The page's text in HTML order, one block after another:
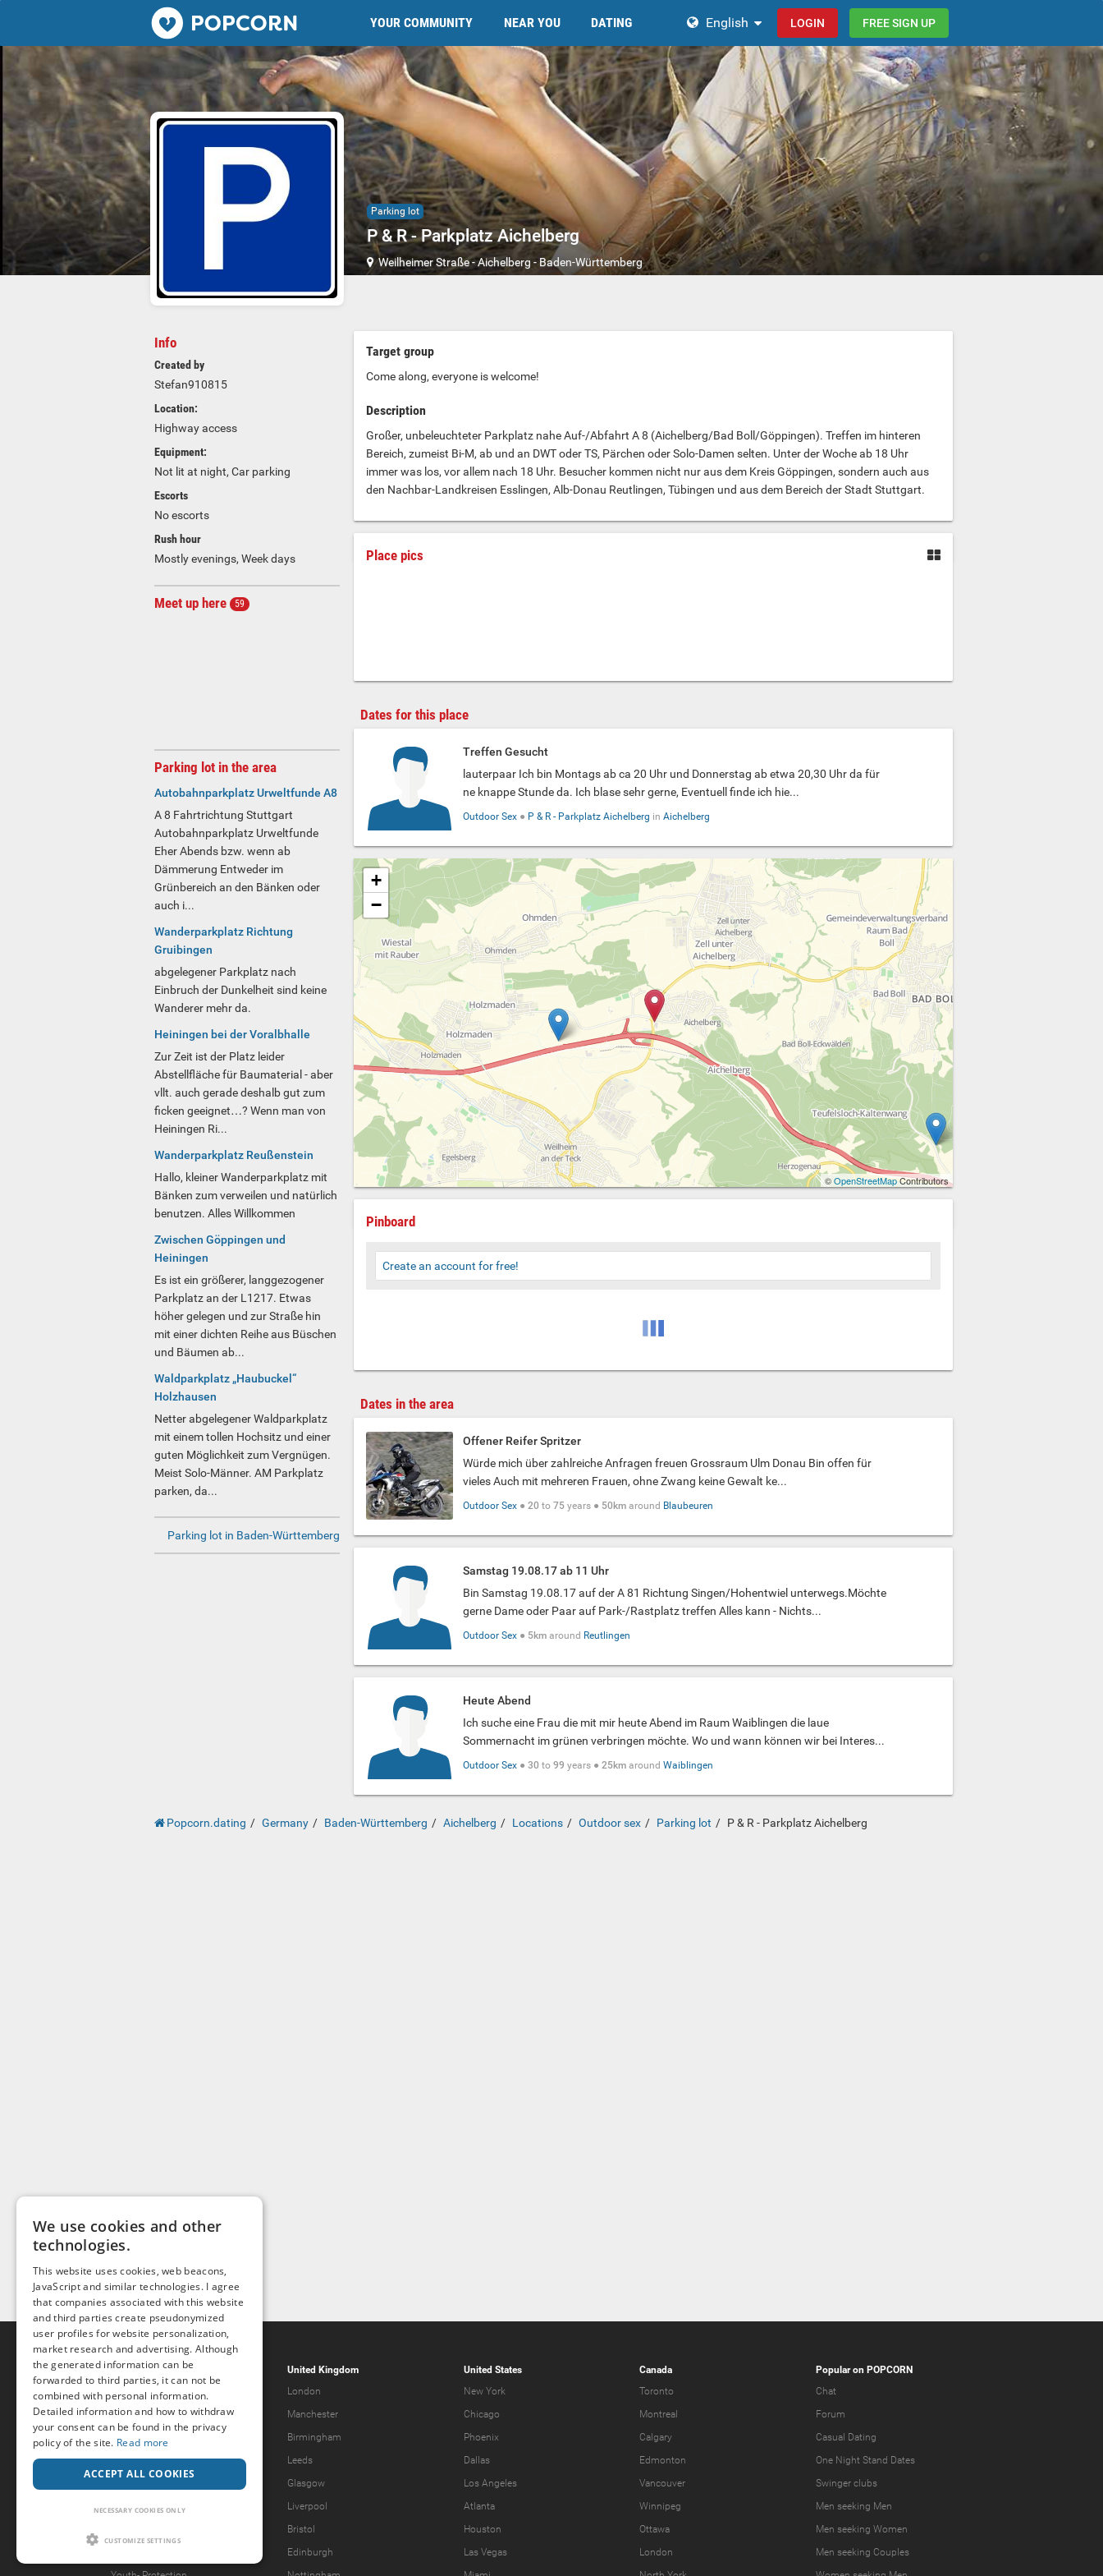
Popcorn.dating YOUR COMMUNITY NEAR YOU DATING English LOGIN FREE SIGN UP
Parking lot
P & R - Parkplatz Aichelberg
Weilheimer Straße-Aichelberg -Baden-Württemberg
Info
Created by
Stefan910815
Location:
Highway access
Equipment:
Not lit at night, Car parking
Escorts
No escorts
Rush hour
Mostly evenings, Week days
Meet up here 59
Target group
Come along, everyone is welcome!
Description
Großer, unbeleuchteter Parkplatz nahe Auf-/Abfahrt A 8 (Aichelberg/Bad Boll/Göppingen). Treffen im hinteren
Bereich, zumeist Bi-M, ab und an DWT oder TS, Pärchen oder Solo-Damen selten. Unter der Woche ab 18 Uhr
immer was los, vor allem nach 18 Uhr. Besucher kommen nicht nur aus dem Kreis Göppingen, sondern auch aus
den Nachbar-Landkreisen Esslingen, Alb-Donau Reutlingen, Tübingen und aus dem Bereich der Stadt Stuttgart.
Place pics
Dates for this place
Treffen Gesucht
lauterpaar Ich bin Montags ab ca 20 Uhr und Donnerstag ab etwa 20,30 Uhr da für
ne knappe Stunde da. Ich blase sehr gerne, Eventuell finde ich hie...
Outdoor Sex ● P & R - Parkplatz Aichelberg inAichelberg
+
−
©OpenStreetMapContributors
Pinboard
Create an account for free!
Dates in the area
Offener Reifer Spritzer
Würde mich über zahlreiche Anfragen freuen Grossraum Ulm Donau Bin offen für
vieles Auch mit mehreren Frauen, ohne Zwang keine Gewalt ke...
Outdoor Sex ●20 to75 years ● 50km around Blaubeuren
Samstag 19.08.17 ab 11 Uhr
Bin Samstag 19.08.17 auf der A 81 Richtung Singen/Hohentwiel unterwegs.Möchte
gerne Dame oder Paar auf Park-/Rastplatz treffen Alles kann - Nichts...
Outdoor Sex ● 5km around Reutlingen
Heute Abend
Ich suche eine Frau die mit mir heute Abend im Raum Waiblingen die laue
Sommernacht im grünen verbringen möchte. Wo und wann können wir bei Interes...
Outdoor Sex ●30 to99 years ●25km aroundWaiblingen
Parking lot in the area
Autobahnparkplatz Urweltfunde A8
A 8 Fahrtrichtung Stuttgart
Autobahnparkplatz Urweltfunde
Eher Abends bzw. wenn ab
Dämmerung Entweder im
Grünbereich an den Bänken oder
auch i...
Wanderparkplatz Richtung
Gruibingen
abgelegener Parkplatz nach
Einbruch der Dunkelheit sind keine
Wanderer mehr da.
Heiningen bei der Voralbhalle
Zur Zeit ist der Platz leider
Abstellfläche für Baumaterial - aber
vllt. auch gerade deshalb gut zum
ficken geeignet…? Wenn man von
Heiningen Ri...
Wanderparkplatz Reußenstein
Hallo, kleiner Wanderparkplatz mit
Bänken zum verweilen und natürlich
benutzen. Alles Willkommen
Zwischen Göppingen und
Heiningen
Es ist ein größerer, langgezogener
Parkplatz an der L1217. Etwas
höher gelegen und zur Straße hin
mit einer dichten Reihe aus Büschen
und Bäumen ab...
Waldparkplatz „Haubuckel“
Holzhausen
Netter abgelegener Waldparkplatz
mit einem tollen Hochsitz und einer
guten Möglichkeit zum Vergnügen.
Meist Solo-Männer. AM Parkplatz
parken, da...
Parking lot in Baden-Württemberg
Popcorn.dating Germany Baden-Württemberg Aichelberg Locations Outdoor sex Parking lot P & R - Parkplatz Aichelberg
Popcorn.dating
Help & Support
Guidelines
Terms & Conditions
Legal Notice
Forgot password?
United Kingdom
London
Manchester
Birmingham
Leeds
Glasgow
Liverpool
Bristol
Edinburgh
United States
New York
Chicago
Phoenix
Dallas
Los Angeles
Atlanta
Houston
Las Vegas
Canada
Toronto
Montreal
Calgary
Edmonton
Vancouver
Winnipeg
Ottawa
London
Popular on POPCORN
Chat
Forum
Casual Dating
One Night Stand Dates
Swinger clubs
Men seeking Men
Men seeking Women
Men seeking Couples
We use cookies and other
technologies.
This website uses cookies, web beacons,
JavaScript and similar technologies. I agree
that companies associated with this website
and third parties create pseudonymized
user profiles for website personalization,
market research and advertising. Although
the generated information can be
forwarded to third parties, it can not be
combined with personal information.
Detailed information and how to withdraw
your consent can be found in the privacy
policy of the site. Read more
ACCEPT ALL COOKIES
NECESSARY COOKIES ONLY
CUSTOMIZE SETTINGS